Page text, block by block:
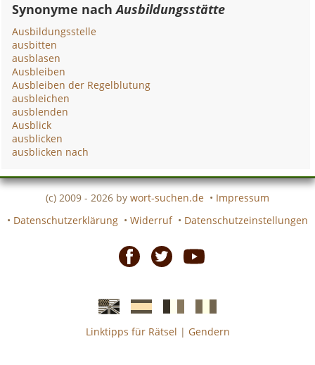
Synonyme nachAusbildungsstätte
Ausbildungsstelle
ausbitten
ausblasen
Ausbleiben
Ausbleiben der Regelblutung
ausbleichen
ausblenden
Ausblick
ausblicken
ausblicken nach
(c) 2009 - 2026 by wort-suchen.de • Impressum
• Datenschutzerklärung • Widerruf • Datenschutzeinstellungen
EnglischeSpanischefranzösicheitalienische
Linktipps für Rätsel | Gendern